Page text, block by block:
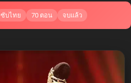
ซับไทย 70 ตอน จบแล้ว